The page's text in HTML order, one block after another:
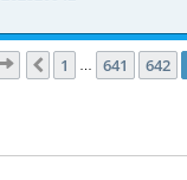
Страница 643из 816
Пред.
1 641 642